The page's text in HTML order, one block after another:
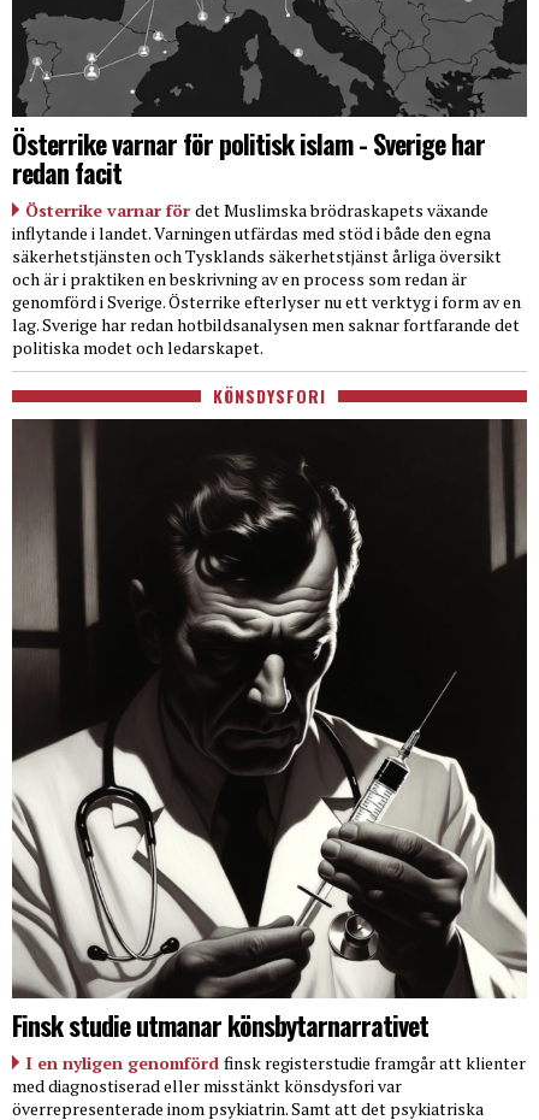
Österrike varnar för politisk islam - Sverige har
redan facit
Österrike varnar för det Muslimska brödraskapets växande
inflytande i landet. Varningen utfärdas med stöd i både den egna
säkerhetstjänsten och Tysklands säkerhetstjänst årliga översikt
och är i praktiken en beskrivning av en process som redan är
genomförd i Sverige. Österrike efterlyser nu ett verktyg i form av en
lag. Sverige har redan hotbildsanalysen men saknar fortfarande det
politiska modet och ledarskapet.
KÖNSDYSFORI
Finsk studie utmanar könsbytarnarrativet
I en nyligen genomförd finsk registerstudie framgår att klienter
med diagnostiserad eller misstänkt könsdysfori var
överrepresenterade inom psykiatrin. Samt att det psykiatriska